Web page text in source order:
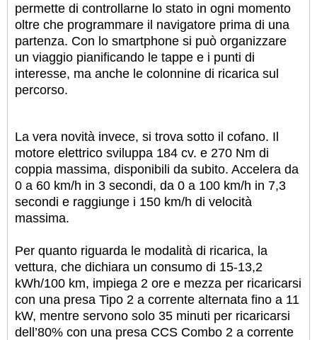
permette di controllarne lo stato in ogni momento
oltre che programmare il navigatore prima di una
partenza. Con lo smartphone si può organizzare
un viaggio pianificando le tappe e i punti di
interesse, ma anche le colonnine di ricarica sul
percorso.
La vera novità invece, si trova sotto il cofano. Il
motore elettrico sviluppa 184 cv. e 270 Nm di
coppia massima, disponibili da subito. Accelera da
0 a 60 km/h in 3 secondi, da 0 a 100 km/h in 7,3
secondi e raggiunge i 150 km/h di velocità
massima.
Per quanto riguarda le modalità di ricarica, la
vettura, che dichiara un consumo di 15-13,2
kWh/100 km, impiega 2 ore e mezza per ricaricarsi
con una presa Tipo 2 a corrente alternata fino a 11
kW, mentre servono solo 35 minuti per ricaricarsi
dell’80% con una presa CCS Combo 2 a corrente